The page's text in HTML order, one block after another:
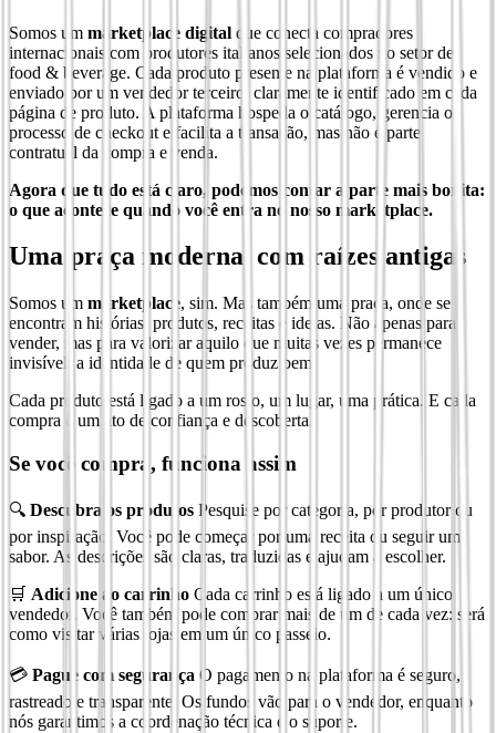
Somos um marketplace digital que conecta compradores
internacionais com produtores italianos selecionados no setor de
food & beverage. Cada produto presente na plataforma é vendido e
enviado por um vendedor terceiro, claramente identificado em cada
página de produto. A plataforma hospeda o catálogo, gerencia o
processo de checkout e facilita a transação, mas não é parte
contratual da compra e venda.
Agora que tudo está claro, podemos contar a parte mais bonita:
o que acontece quando você entra no nosso marketplace.
Uma praça moderna, com raízes antigas
Somos um marketplace, sim. Mas também uma praça, onde se
encontram histórias, produtos, receitas e ideias. Não apenas para
vender, mas para valorizar aquilo que muitas vezes permanece
invisível: a identidade de quem produz bem.
Cada produto está ligado a um rosto, um lugar, uma prática. E cada
compra é um ato de confiança e descoberta.
Se você compra, funciona assim
🔍 Descubra os produtos Pesquise por categoria, por produtor ou
por inspiração. Você pode começar por uma receita ou seguir um
sabor. As descrições são claras, traduzidas e ajudam a escolher.
🛒 Adicione ao carrinho Cada carrinho está ligado a um único
vendedor. Você também pode comprar mais de um de cada vez: será
como visitar várias lojas em um único passeio.
💳 Pague com segurança O pagamento na plataforma é seguro,
rastreado e transparente. Os fundos vão para o vendedor, enquanto
nós garantimos a coordenação técnica e o suporte.